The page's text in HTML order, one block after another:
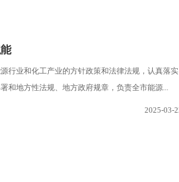
行业和化工产业的方针政策和法律法规，认真落实
和地方性法规、地方政府规章，负责全市能源...
2025-03-